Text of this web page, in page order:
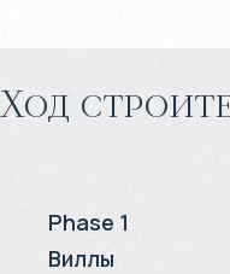
Ход
Phase 1
Виллы